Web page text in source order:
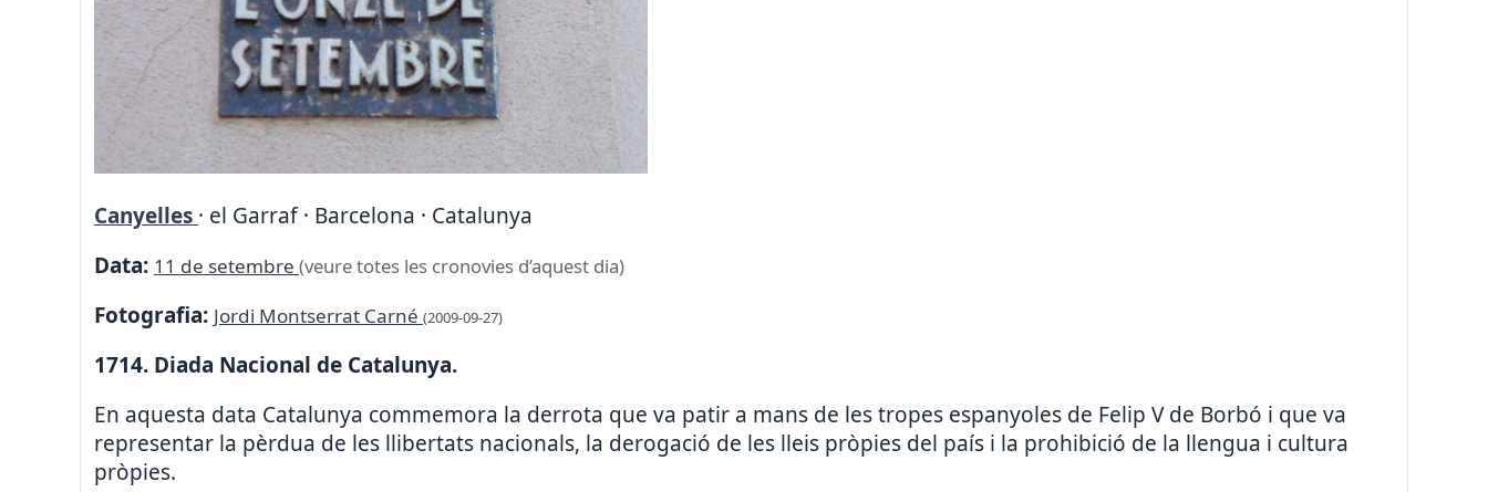
Canyelles · el Garraf · Barcelona · Catalunya
Data: 11 de setembre (veure totes les cronovies d’aquest dia)
Fotografia: Jordi Montserrat Carné (2009-09-27)
1714. Diada Nacional de Catalunya.
En aquesta data Catalunya commemora la derrota que va patir a mans de les tropes espanyoles de Felip V de Borbó i que va
representar la pèrdua de les llibertats nacionals, la derogació de les lleis pròpies del país i la prohibició de la llengua i cultura
pròpies.